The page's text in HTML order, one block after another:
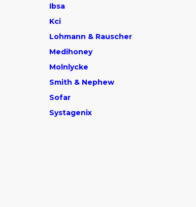
Ibsa
Kci
Lohmann & Rauscher
Medihoney
Molnlycke
Smith & Nephew
Sofar
Systagenix